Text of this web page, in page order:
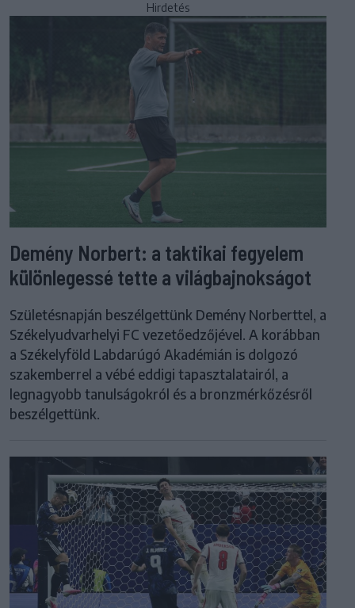
Hirdetés
Demény Norbert: a taktikai fegyelem
különlegessé tette a világbajnokságot
Születésnapján beszélgettünk Demény Norberttel, a
Székelyudvarhelyi FC vezetőedzőjével. A korábban
a Székelyföld Labdarúgó Akadémián is dolgozó
szakemberrel a vébé eddigi tapasztalatairól, a
legnagyobb tanulságokról és a bronzmérkőzésről
beszélgettünk.